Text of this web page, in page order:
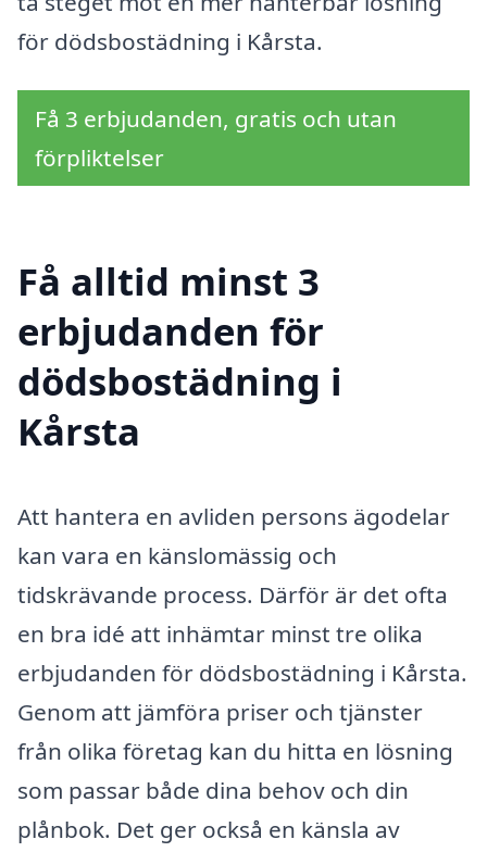
för dödsbostädning i Kårsta.
Få 3 erbjudanden, gratis och utan
förpliktelser
Få alltid minst 3
erbjudanden för
dödsbostädning i
Kårsta
Att hantera en avliden persons ägodelar
kan vara en känslomässig och
tidskrävande process. Därför är det ofta
en bra idé att inhämtar minst tre olika
erbjudanden för dödsbostädning i Kårsta.
Genom att jämföra priser och tjänster
från olika företag kan du hitta en lösning
som passar både dina behov och din
plånbok. Det ger också en känsla av